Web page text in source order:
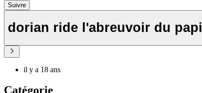
Suivre
dorian ride l'abreuvoir du papi
il y a 18 ans
Catégorie